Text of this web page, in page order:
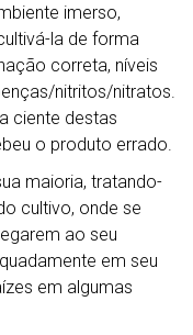
imerso,
la de forma
correta, níveis
nitritos/nitratos.
ciente destas
o produto errado.
maioria, tratando-
cultivo, onde se
ao seu
em seu
em algumas